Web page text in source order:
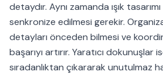
detaydır. Aynı zamanda ışık
senkronize edilmesi gerekir.
detayları önceden bilmesi ve
başarıyı artırır. Yaratıcı dokunuşlar
sıradanlıktan çıkararak unutulmaz